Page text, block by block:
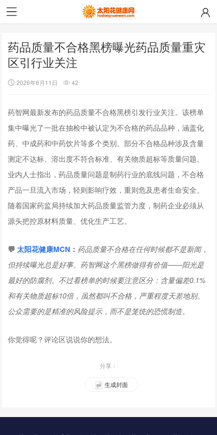
药品质量不合格黑榜曝光药品质量重灾
区引行业关注
2026年6月11日 42
药智网最新发布的药品质量不合格黑榜引发行业关注。该榜单
集中曝光了一批在抽检中被认定为不合格的药品品种，涵盖化
药、中成药和中药饮片等多个类别。部分不合格品种涉及含量
测定不达标、溶出度不符合标准、有关物质超标等质量问题。
业内人士指出，药品质量问题是制药行业的底线问题，不合格
产品一旦流入市场，轻则影响疗效，重则危及患者生命安全。
随着国家药监局持续加大药品质量监管力度，制药企业必须从
源头把控原材料质量、优化生产工艺。
💬 太阳花健康MCN ： 药品质量不合格在任何时候都不是新闻，
但持续曝光总是好事。药智网这个黑榜做得有价值——阳光是
最好的防腐剂。不过看榜单的时候要注意区分：含量偏差0.1%
和有关物质超标10倍，虽然都叫不合格，严重程度天差地别。
公众需要的是精准的风险提示，而不是笼统的恐慌制造。
你觉得呢？评论区说说你的想法。
分享：
生成封面